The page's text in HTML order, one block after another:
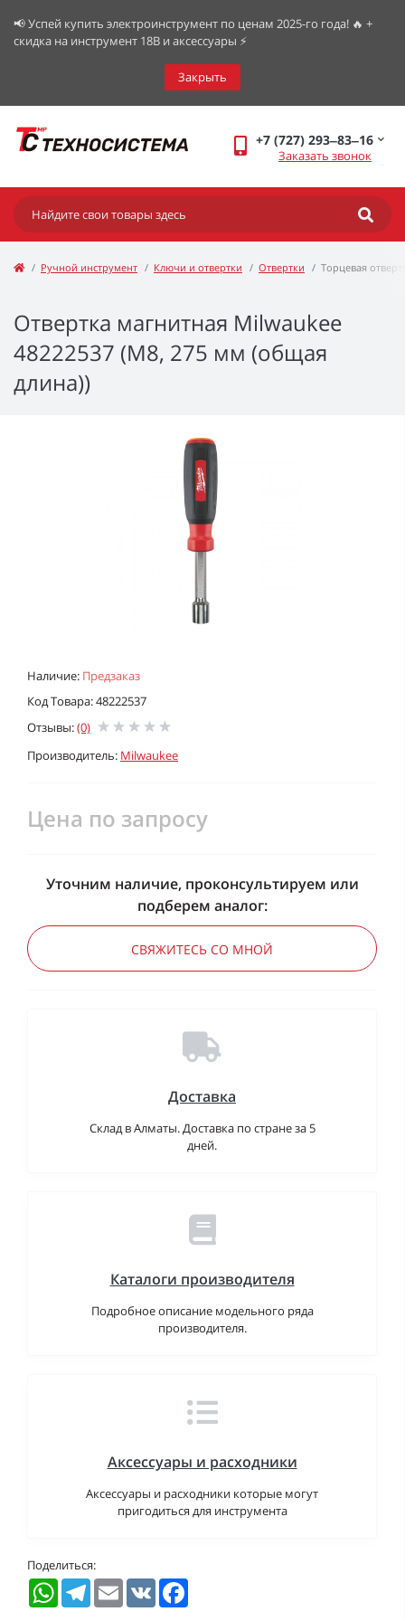
📢 Успей купить электроинструмент по ценам 2025-го года! 🔥 +
скидка на инструмент 18В и аксессуары ⚡️
Закрыть
+7 (727) 293‒83‒16
Заказать звонок
Ручной инструмент Ключи и отвертки Отвертки Торцевая
Отвертка магнитная Milwaukee
48222537 (M8, 275 мм (общая
длина))
Наличие: Предзаказ
Код Товара: 48222537
Отзывы:(0)
Производитель: Milwaukee
Цена по запросу
Уточним наличие, проконсультируем или
подберем аналог:
СВЯЖИТЕСЬ СО МНОЙ
Доставка
Склад в Алматы. Доставка по стране за 5
дней.
Каталоги производителя
Подробное описание модельного ряда
производителя.
Аксессуары и расходники
Аксессуары и расходники которые могут
пригодиться для инструмента
Поделиться:
WhatsAppTelegramEmail VK